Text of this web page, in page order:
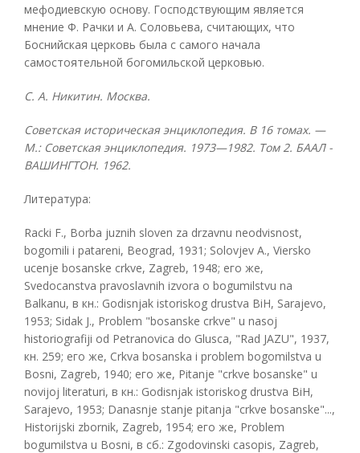
мефодиевскую основу. Господствующим является
мнение Ф. Рачки и А. Соловьева, считающих, что
Боснийская церковь была с самого начала
самостоятельной богомильской церковью.
С. А. Никитин. Москва.
Советская историческая энциклопедия. В 16 томах. —
М.: Советская энциклопедия. 1973—1982. Том 2. БААЛ -
ВАШИНГТОН. 1962.
Литература:
Racki F., Borba juznih sloven za drzavnu neodvisnost,
bogomili i patareni, Beograd, 1931; Solovjev A., Viersko
ucenje bosanske crkve, Zagreb, 1948; его же,
Svedocanstva pravoslavnih izvora о bogumilstvu na
Balkanu, в кн.: Godisnjak istoriskog drustva BiH, Sarajevo,
1953; Sidak J., Problem "bosanske crkve" u nasoj
historiografiji od Petranovica do Glusca, "Rad JAZU", 1937,
кн. 259; его же, Crkva bosanska i problem bogomilstva u
Bosni, Zagreb, 1940; его же, Pitanje "crkve bosanske" u
novijoj literaturi, в кн.: Godisnjak istoriskog drustva BiH,
Sarajevo, 1953; Danasnje stanje pitanja "crkve bosanske"...,
Historijski zbornik, Zagreb, 1954; его же, Problem
bogumilstva u Bosni, в сб.: Zgodovinski casopis, Zagreb,